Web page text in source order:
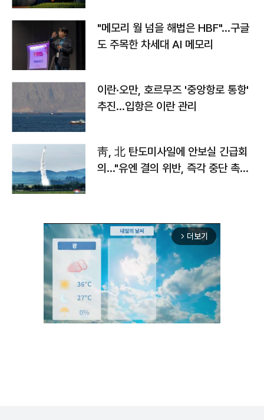
"메모리 월 넘을 해법은 HBF"…구글
도 주목한 차세대 AI 메모리
이란·오만, 호르무즈 '중앙항로 통항'
추진…입항은 이란 관리
靑, 北 탄도미사일에 안보실 긴급회
의…"유엔 결의 위반, 즉각 중단 촉
arrow_forward_ios 더보기